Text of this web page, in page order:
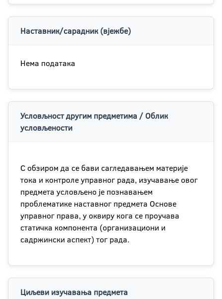
Наставник/сарадник (вјежбе)
Нема података
Условљност другим предметима / Облик
условљености
С обзиром да се бави сагледавањем материје
тока и контроле управног рада, изучавање овог
предмета условљено је познавањем
проблематике наставног предмета Основе
управног права, у оквиру кога се проучава
статичка компонента (организациони и
садржински аспект) тог рада.
Циљеви изучавања предмета